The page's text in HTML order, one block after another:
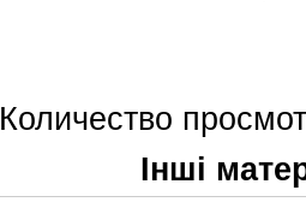
Количество
Інші